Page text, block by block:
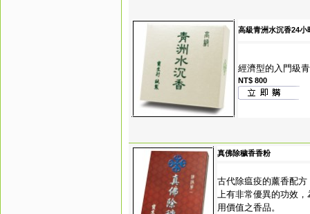
高級青洲水沉香24小
經濟型的入門級
NT$ 800
真佛除穢香香粉
古代除瘟疫的薰香配
上有非常優異的功效
用價值之香品。